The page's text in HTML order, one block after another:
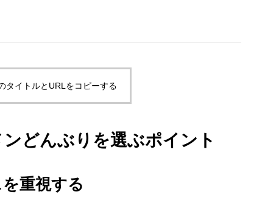
タイトルとURLをコピーする
どんぶりを選ぶポイント
重視する